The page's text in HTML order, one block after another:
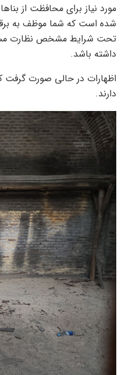
مورد نیاز برای محافظت از
شده است که شما موظف به
تحت شرایط مشخص نظارت
داشته باشد.
اظهارات در حالی صورت گرفت
دارند.